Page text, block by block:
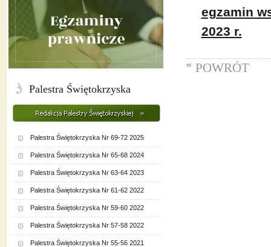
egzamin
2023 r.
POWRÓT
Palestra Świętokrzyska
Palestra Świętokrzyska Nr 69-72 2025
Palestra Świętokrzyska Nr 65-68 2024
Palestra Świętokrzyska Nr 63-64 2023
Palestra Świętokrzyska Nr 61-62 2022
Palestra Świętokrzyska Nr 59-60 2022
Palestra Świętokrzyska Nr 57-58 2022
Palestra Świętokrzyska Nr 55-56 2021